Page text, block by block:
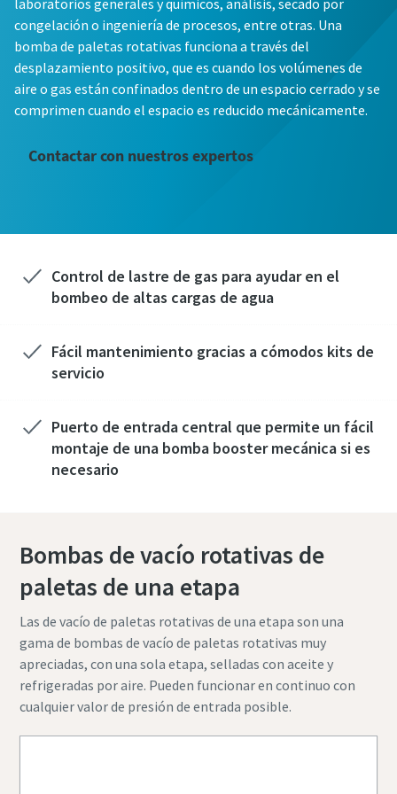
laboratorios generales y químicos, análisis, secado por
congelación o ingeniería de procesos, entre otras. Una
bomba de paletas rotativas funciona a través del
desplazamiento positivo, que es cuando los volúmenes de
aire o gas están confinados dentro de un espacio cerrado y se
comprimen cuando el espacio es reducido mecánicamente.
Contactar con nuestros expertos
Control de lastre de gas para ayudar en el
bombeo de altas cargas de agua
Fácil mantenimiento gracias a cómodos kits de
servicio
Puerto de entrada central que permite un fácil
montaje de una bomba booster mecánica si es
necesario
Bombas de vacío rotativas de
paletas de una etapa
Las de vacío de paletas rotativas de una etapa son una
gama de bombas de vacío de paletas rotativas muy
apreciadas, con una sola etapa, selladas con aceite y
refrigeradas por aire. Pueden funcionar en continuo con
cualquier valor de presión de entrada posible.
Información personal
Nombre
Teléfono
Empresa
País
Código postal
Solicitar
Cualquier pregunta o solicitud
Información personal
Nombre
Teléfono
Empresa
País
Código postal
Solicitar
Cualquier pregunta o solicitud
Información personal
Nombre
Teléfono
Empresa
País
Código postal
Solicitar
Cualquier pregunta o solicitud
Información personal
Nombre
Teléfono
Empresa
País
Código postal
Solicitar
Cualquier pregunta o solicitud
Información personal
Nombre
Teléfono
Empresa
País
Código postal
Solicitar
Cualquier pregunta o solicitud